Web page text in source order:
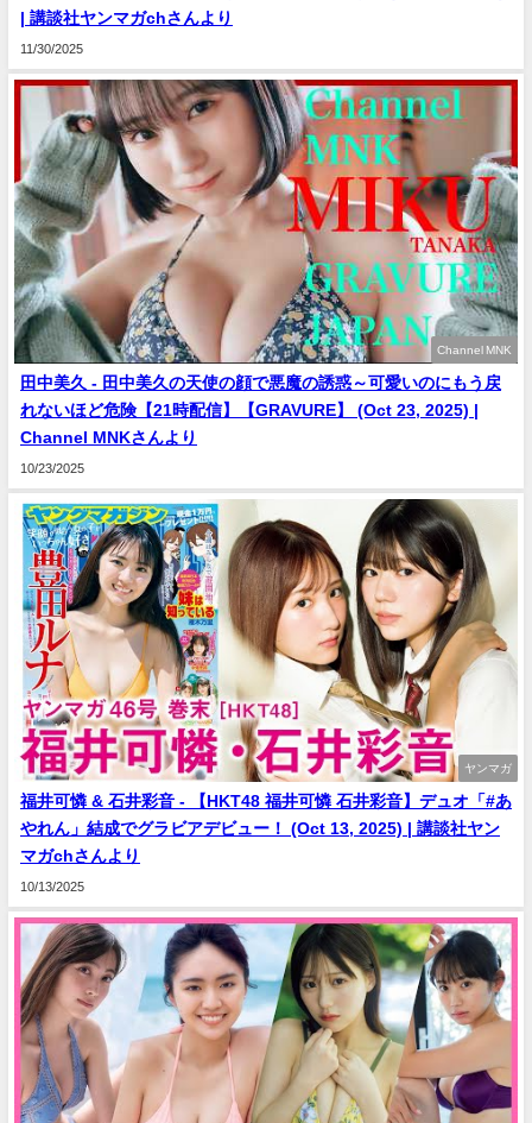
| 講談社ヤンマガchさんより
11/30/2025
Channel MNK
田中美久 - 田中美久の天使の顔で悪魔の誘惑～可愛いのにもう戻
れないほど危険【21時配信】【GRAVURE】 (Oct 23, 2025) |
Channel MNKさんより
10/23/2025
ヤンマガ
福井可憐 & 石井彩音 - 【HKT48 福井可憐 石井彩音】デュオ「#あ
やれん」結成でグラビアデビュー！ (Oct 13, 2025) | 講談社ヤン
マガchさんより
10/13/2025